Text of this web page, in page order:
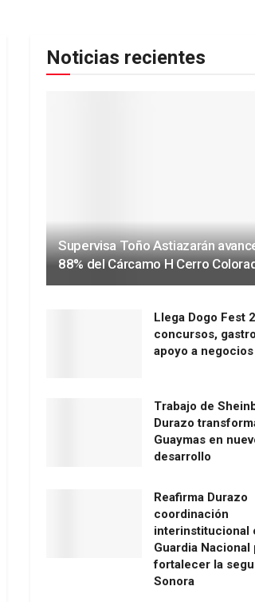
Noticias recientes
Supervisa Toño Astiazarán
88% del Cárcamo H Cerro
Llega Dogo Fest
concursos,
apoyo a
Trabajo de
Durazo
Guaymas en
desarrollo
Reafirma Durazo
coordinación
interinstitucional
Guardia Nacional
fortalecer la
Sonora